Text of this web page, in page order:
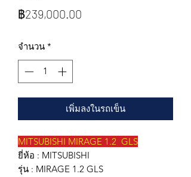
฿239,000.00
จำนวน *
เพิ่มลงในรถเข็น
MITSUBISHI MIRAGE 1.2 GLS
ยี่ห้อ : MITSUBISHI
รุ่น : MIRAGE 1.2 GLS